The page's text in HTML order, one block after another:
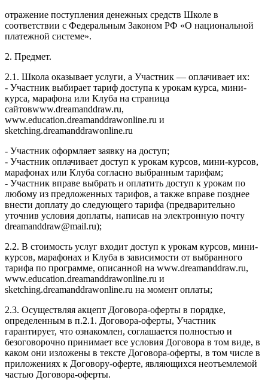
отражение поступления денежных средств Школе в
соответствии с Федеральным Законом РФ «О национальной
платежной системе».
2. Предмет.
2.1. Школа оказывает услуги, а Участник — оплачивает их:
- Участник выбирает тариф доступа к урокам курса, мини-
курса, марафона или Клуба на страница
сайтовwww.dreamanddraw.ru,
www.education.dreamanddrawonline.ru и
sketching.dreamanddrawonline.ru
- Участник оформляет заявку на доступ;
- Участник оплачивает доступ к урокам курсов, мини-курсов,
марафонах или Клуба согласно выбранным тарифам;
- Участник вправе выбрать и оплатить доступ к урокам по
любому из предложенных тарифов, а также вправе позднее
внести доплату до следующего тарифа (предварительно
уточнив условия доплаты, написав на электронную почту
dreamanddraw@mail.ru);
2.2. В стоимость услуг входит доступ к урокам курсов, мини-
курсов, марафонах и Клуба в зависимости от выбранного
тарифа по программе, описанной на www.dreamanddraw.ru,
www.education.dreamanddrawonline.ru и
sketching.dreamanddrawonline.ru на момент оплаты;
2.3. Осуществляя акцепт Договора-оферты в порядке,
определенным в п.2.1. Договора-оферты, Участник
гарантирует, что ознакомлен, соглашается полностью и
безоговорочно принимает все условия Договора в том виде, в
каком они изложены в тексте Договора-оферты, в том числе в
приложениях к Договору-оферте, являющихся неотъемлемой
частью Договора-оферты.